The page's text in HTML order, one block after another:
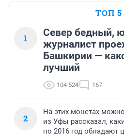
ТОП 5
1
Север бедный,
журналист
Башкирии —
лучший
104 524 167
2
На этих монетах
из Уфы рассказал,
по 2016 год обладают